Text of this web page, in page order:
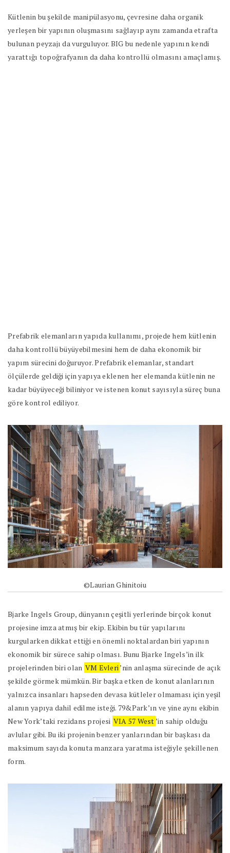
Kütlenin bu şekilde manipülasyonu, çevresine daha organik
yerleşen bir yapının oluşmasını sağlayıp aynı zamanda etrafta
bulunan peyzajı da vurguluyor. BIG bu nedenle yapının kendi
yarattığı topoğrafyanın da daha kontrollü olmasını amaçlamış.
Prefabrik elemanların yapıda kullanımı, projede hem kütlenin
daha kontrollü büyüyebilmesini hem de daha ekonomik bir
yapım sürecini doğuruyor. Prefabrik elemanlar, standart
ölçülerde geldiği için yapıya eklenen her elemanda kütlenin ne
kadar büyüyeceği biliniyor ve istenen konut sayısıyla süreç buna
göre kontrol ediliyor.
©Laurian Ghinitoiu
Bjarke Ingels Group, dünyanın çeşitli yerlerinde birçok konut
projesine imza atmış bir ekip. Ekibin bu tür yapılarını
kurgularken dikkat ettiği en önemli noktalardan biri yapının
ekonomik bir sürece sahip olması. Bunu Bjarke Ingels’in ilk
projelerinden biri olan VM Evleri’nin anlaşma sürecinde de açık
şekilde görmek mümkün. Bir başka etken de konut alanlarının
yalnızca insanları hapseden devasa kütleler olmaması için yeşil
alanın yapıya dahil edilme isteği. 79&Park’ın ve yine aynı ekibin
New York’taki rezidans projesi VIA 57 West ’in sahip olduğu
avlular gibi. Bu iki projenin benzer yanlarından bir başkası da
maksimum sayıda konuta manzara yaratma isteğiyle şekillenen
form.